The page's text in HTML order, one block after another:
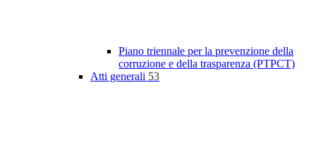
Piano triennale per la prevenzione della
corruzione e della trasparenza (PTPCT)
Atti generali 53